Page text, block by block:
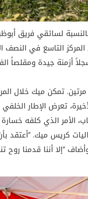
لسائقي فريق
التاسع في
أزمنة جيدة ومقلصاً
5.4 ثوان. وفي المرحلة الأخيرة، تعرض
الأمر الذي كلفه
كريس ميك. “أعتقد
“إلا أننا قدمنا روح